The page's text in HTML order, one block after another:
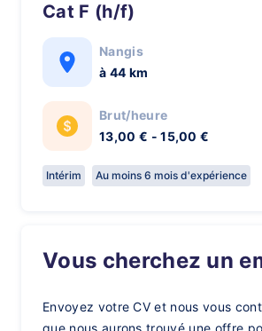
Cat F (h/f)
Nangis
à 44 km
Brut/heure
13,00 € - 15,00 €
Intérim Au moins 6 mois d'expérience
Vous cherchez un
Envoyez votre CV et nous vous
que nous aurons trouvé une offre